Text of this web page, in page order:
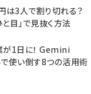
は3人で割り切れる？
目」で見抜く方法
が1日に！ Gemini
使い倒す8つの活用術